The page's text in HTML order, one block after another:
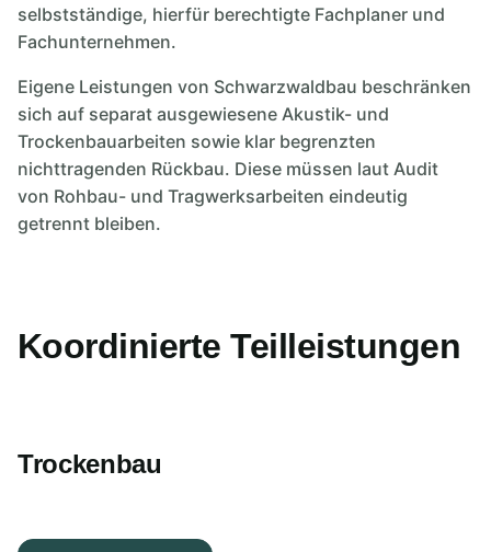
selbstständige, hierfür berechtigte Fachplaner und
Fachunternehmen.
Eigene Leistungen von Schwarzwaldbau beschränken
sich auf separat ausgewiesene Akustik- und
Trockenbauarbeiten sowie klar begrenzten
nichttragenden Rückbau. Diese müssen laut Audit
von Rohbau- und Tragwerksarbeiten eindeutig
getrennt bleiben.
Koordinierte Teilleistungen
Trockenbau